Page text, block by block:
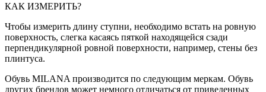
КАК ИЗМЕРИТЬ?
Чтобы измерить длину ступни, необходимо встать на ровную
поверхность, слегка касаясь пяткой находящейся сзади
перпендикулярной ровной поверхности, например, стены без
плинтуса.
Обувь MILANA производится по следующим меркам. Обувь
других брендов может немного отличаться от приведенных